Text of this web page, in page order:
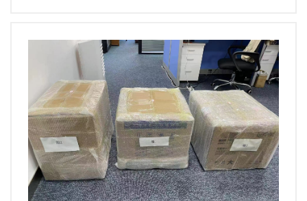
0AB4 6SL3210-1PE18-0UL13RK1301-0CB00-0AA2 6SL3210-
1PE26-01L03RK1301-0CB00-1AA2 6SL3244-0BB12-
1FA13RK1301-0CB10-0AB4 6SL3210-1PE22-7UL03RK1301-
0CB10-1AB4 6SL3246-0BA22-1PAO 6SL3210-1FE13-
21L1 6SL3210-1FE27-5UL0 6SL3256-0AP00-
0JA0 6SL3246-0BA22-1BA0 G120XA 6SL3220-1YD30-
0UB0
3A6SL3120-2TE13-0AA4 (3倍过载)6SL3120-2TE13-
0AD0 Módulos de motor doble, 5A6SL3120-2TE15-0AA4 (3
倍过载)6SL3120-2TE15-0AD0 Módulos de motor doble,
9A6SL3120-2TE21-0AA4 (3倍过载)6SL3120-2TE21-
0AD0 Módulos de motor doble, 18A6SL3120-2TE21-8AA3 (2
倍过载)6SL3120-2TE21-8AD06SL3120-2TE21-8AC0Módulos
de motor único, 30 A6SL3120-1TE23-0AA4 (2倍过
载)6SL3120-1TE23-0AD06SL3120-1TE23-0AC0 描述
DdMLFB Corriente única 3ACable de alimentación6SL3120-
procesamiento más rápida, una capacidad de red más
fuerte, una mayor capacidad de diagnóstico y seguridad, lo
que no solo permite ahorrar costes y mejorar la eficiencia
de la producción, sino que también es mucho más seguro y
fiable, con un mantenimiento sencillo y conveniente,
convirtiéndose realmente en el controlador preferido para
los clientes de fábrica y el personal de mantenimiento de
planta. Por ejemplo, en relación con el S7-300/400, el PLC
S7-1500 adopta la nueva tecnología de bus de plano
posterior, utilizando una alta velocidad de transmisión y un